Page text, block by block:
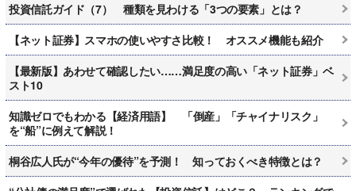
投資信託ガイド（7） 種類を見わける「3つの要素」とは？
【ネット証券】スマホの使いやすさ比較！ オススメ機能も紹介
【最新版】あわせて確認したい……満足度の高い「ネット証券」ベ
スト10
知識ゼロでもわかる【経済用語】 「倒産」「チャイナリスク」
を“船”に例えて解説！
桐谷広人氏が“今年の優待”を予測！ 知っておくべき特徴とは？